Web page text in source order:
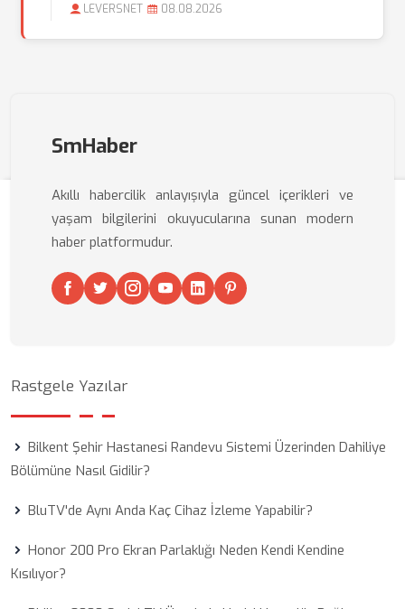
LEVERSNET 08.08.2026
SmHaber
Akıllı habercilik anlayışıyla güncel içerikleri ve
yaşam bilgilerini okuyucularına sunan modern
haber platformudur.
Rastgele Yazılar
Bilkent Şehir Hastanesi Randevu Sistemi Üzerinden Dahiliye
Bölümüne Nasıl Gidilir?
BluTV'de Aynı Anda Kaç Cihaz İzleme Yapabilir?
Honor 200 Pro Ekran Parlaklığı Neden Kendi Kendine
Kısılıyor?